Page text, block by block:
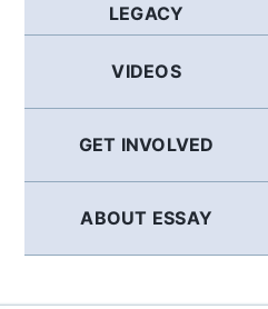
LEGACY
VIDEOS
GET INVOLVED
ABOUT ESSAY